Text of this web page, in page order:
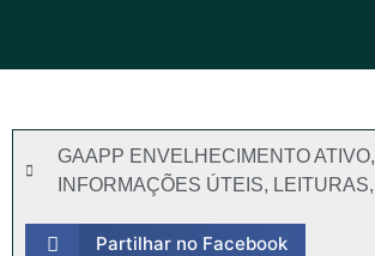
GAAPP ENVELHECIMENTO ATIVO,
INFORMAÇÕES ÚTEIS, LEITURAS,
Partilhar no Facebook